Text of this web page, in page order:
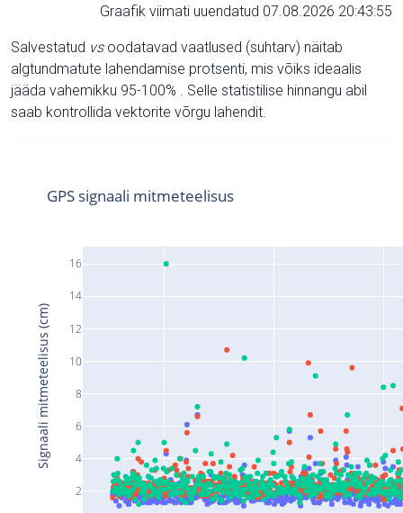
Graafik viimati uuendatud 07.08.2026 20:43:55
Salvestatud vsoodatavad vaatlused (suhtarv) näitab
algtundmatute lahendamise protsenti, mis võiks ideaalis
jääda vahemikku 95-100% . Selle statistilise hinnangu abil
saab kontrollida vektorite võrgu lahendit.
2
4
6
8
10
12
14
16
GPS signaali mitmeteelisus
Signaali mitmeteelisus (cm)